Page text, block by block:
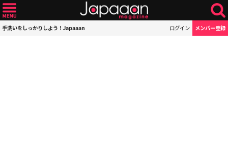
手洗いをしっかりしよう！Japaaan ログイン メンバー登録